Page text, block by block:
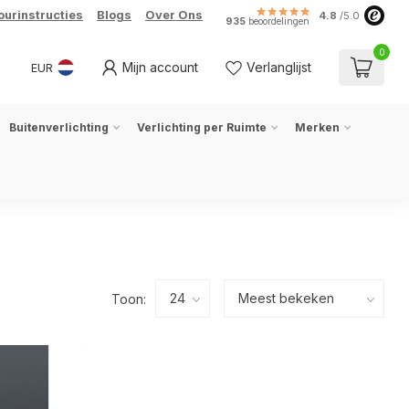
Blogs Over Ons 935 beoordelingen 4.8 /5.0
EUR Mijn account Verlanglijst
0
Buitenverlichting Verlichting per Ruimte Merken
Toon: